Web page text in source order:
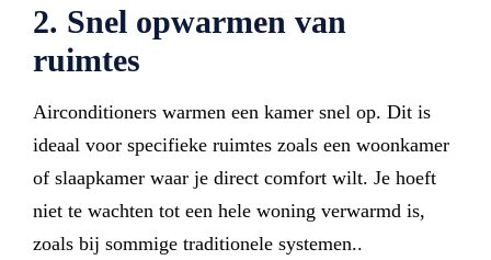
2. Snel opwarmen van
ruimtes
Airconditioners warmen een kamer snel op. Dit is
ideaal voor specifieke ruimtes zoals een woonkamer
of slaapkamer waar je direct comfort wilt. Je hoeft
niet te wachten tot een hele woning verwarmd is,
zoals bij sommige traditionele systemen..